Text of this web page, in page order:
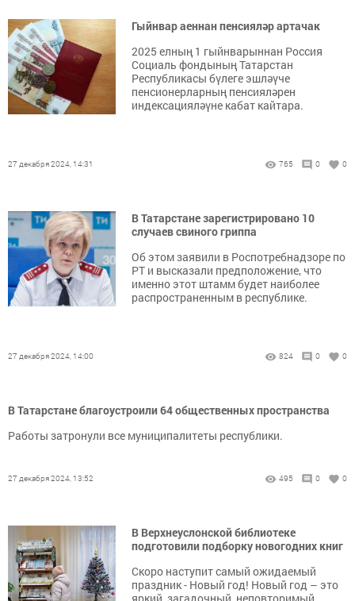
Гыйнвар аеннан пенсияләр артачак
2025 елның 1 гыйнварыннан Россия
Социаль фондының Татарстан
Республикасы бүлеге эшләүче
пенсионерларның пенсияләрен
индексацияләүне кабат кайтара.
27 декабря 2024, 14:31 765 0 0
В Татарстане зарегистрировано 10
случаев свиного гриппа
Об этом заявили в Роспотребнадзоре по
РТ и высказали предположение, что
именно этот штамм будет наиболее
распространенным в республике.
27 декабря 2024, 14:00 824 0 0
В Татарстане благоустроили 64 общественных пространства
Работы затронули все муниципалитеты республики.
27 декабря 2024, 13:52 495 0 0
В Верхнеуслонской библиотеке
подготовили подборку новогодних книг
Скоро наступит самый ожидаемый
праздник - Новый год! Новый год – это